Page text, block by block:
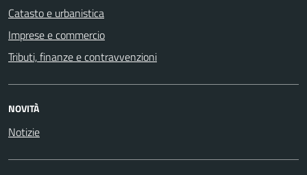
Catasto e urbanistica
Imprese e commercio
Tributi, finanze e contravvenzioni
NOVITÀ
Notizie